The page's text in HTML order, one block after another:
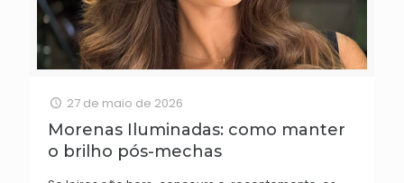
27 de maio de 2026
Morenas Iluminadas: como manter
o brilho pós-mechas